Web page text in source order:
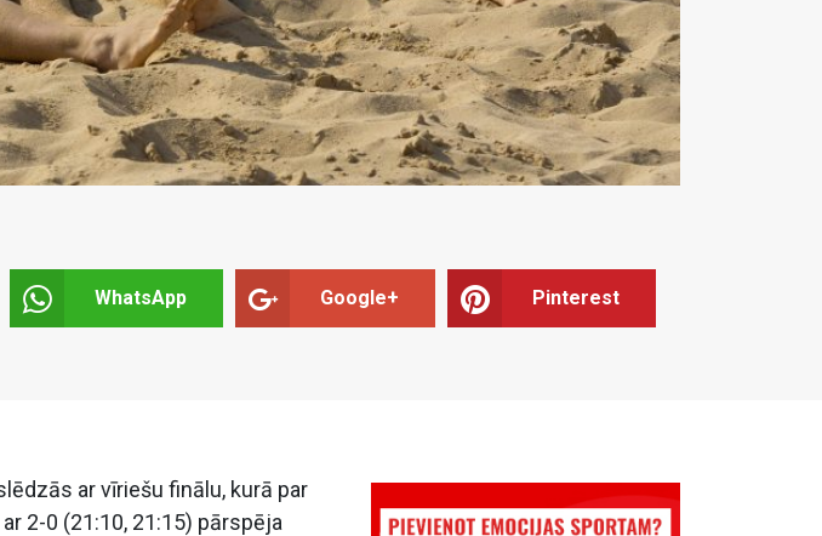
WhatsApp Google+ Pinterest
ar vīriešu finālu, kurā par
2-0 (21:10, 21:15) pārspēja